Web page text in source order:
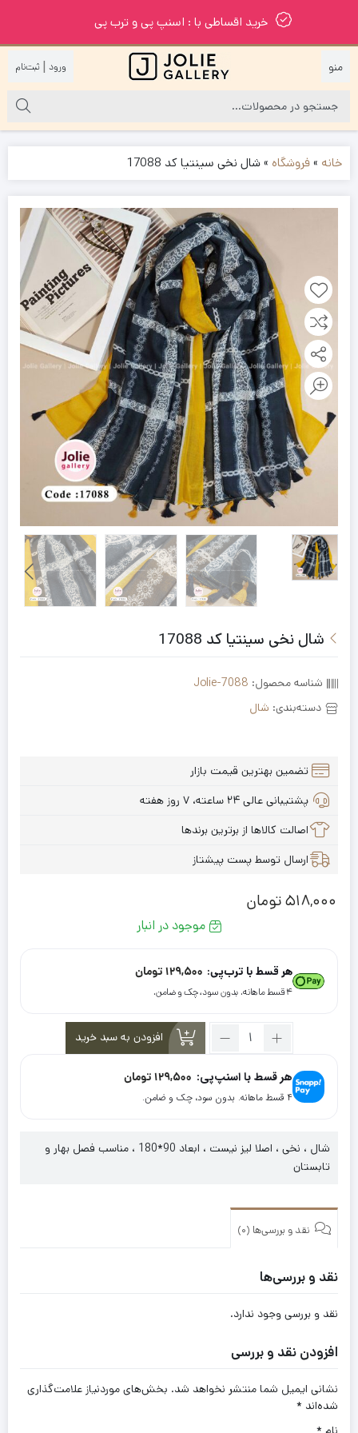
خرید اقساطی با : اسنپ پی و ترب پی
|
خانه »فروشگاه »شال نخی سینتیا کد 17088
شال نخی سینتیا کد 17088
شناسه محصول: Jolie-7088
دسته‌بندی: شال
تضمین بهترین قیمت بازار
پشتیبانی عالی ۲۴ ساعته، ۷ روز هفته
اصالت کالاها از برترین برندها
ارسال توسط پست پیشتاز
518,000تومان
موجود در انبار
هر قسط با ترب‌پی: 129,500 تومان
۴ قسط ماهانه. بدون سود، چک و ضامن.
تعداد:
سینتیا
کد
افزودن به سبد خرید
هر قسط با اسنپ‌پی: 129,500 تومان
۴ قسط ماهانه. بدون سود، چک و ضامن.
شال ، نخی ، اصلا لیز نیست ، ابعاد 90*180 ، مناسب فصل بهار و
تابستان
نقد و بررسی‌ها (0)
نقد و بررسی‌ها
نقد و بررسی وجود ندارد.
افزودن نقد و بررسی
نشانی ایمیل شما منتشر نخواهد شد. بخش‌های موردنیاز علامت‌گذاری
شده‌اند *